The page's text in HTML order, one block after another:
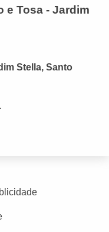
e Tosa - Jardim
Stella, Santo